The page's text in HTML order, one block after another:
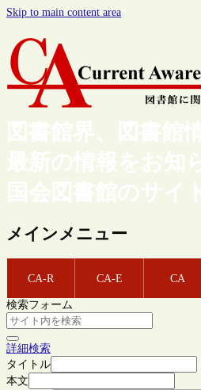
Skip to main content area
図書館界、図書館
最新の情報をお知
国会図書館のサイ
メインメニュー
CA-R CA-E CA
検索フォーム
詳細検索
タイトル
本文